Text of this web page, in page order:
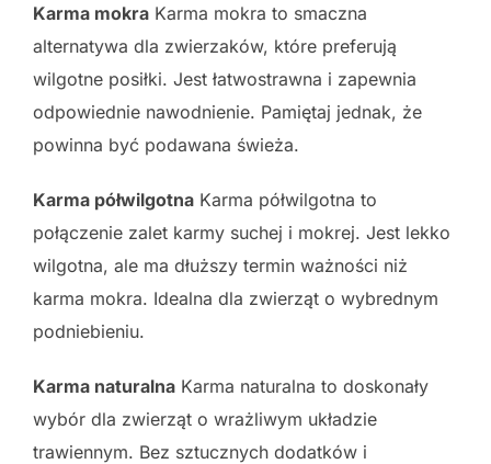
Karma mokra Karma mokra to smaczna
alternatywa dla zwierzaków, które preferują
wilgotne posiłki. Jest łatwostrawna i zapewnia
odpowiednie nawodnienie. Pamiętaj jednak, że
powinna być podawana świeża.
Karma półwilgotna Karma półwilgotna to
połączenie zalet karmy suchej i mokrej. Jest lekko
wilgotna, ale ma dłuższy termin ważności niż
karma mokra. Idealna dla zwierząt o wybrednym
podniebieniu.
Karma naturalna Karma naturalna to doskonały
wybór dla zwierząt o wrażliwym układzie
trawiennym. Bez sztucznych dodatków i